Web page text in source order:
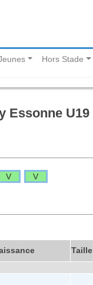
Hors Stade
Essonne U19
V V
Taille